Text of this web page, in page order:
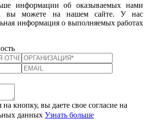
информации об оказываемых нами
вы можете на нашем сайте. У нас
информация о выполняемых работах
кнопку, вы даете свое согласие на
данных Узнать больше